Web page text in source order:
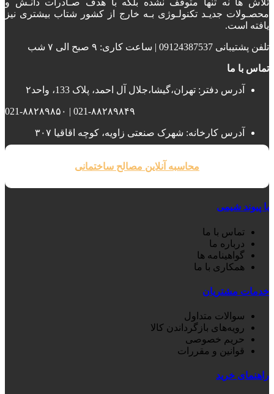
تلاش ها نه تنها متوقف نشده بلکه با هدف صـادرات دانـش و
محصـولات جدیـد تکنولـوژی بـه خارج از کشور شتاب بیشتری نیز
یافته است.
تلفن پشتیبانی 09124387537 | ساعت کاری: ۹ صبح الی ۷ شب
تماس با ما
آدرس دفتر: تهران،گیشا،جلال آل احمد، پلاک 133، واحد۲
021-۸۸۲۸۹۸۴۹ | 021-۸۸۲۸۹۸۵۰
آدرس کارخانه: شهرک صنعتی زاویه، کوچه اقاقیا ۳۰۷
محاسبه آنلاین مصالح ساختمانی
با پیوند شیمی
تماس با ما
درباره ما
گواهینامه ها
همکاری با ما
خدمات مشتریان
سوالات متداول
رویه‌های بازگرداندن کالا
حریم خصوصی
قوانین و مقررات
راهنمای خرید